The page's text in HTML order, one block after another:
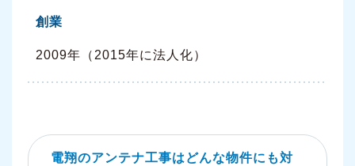
創業
2009年（2015年に法人化）
電翔のアンテナ工事はどんな物件にも対